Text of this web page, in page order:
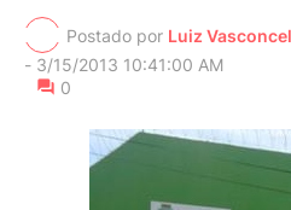
Postado por Luiz
- 3/15/2013 10:41:00 AM
0